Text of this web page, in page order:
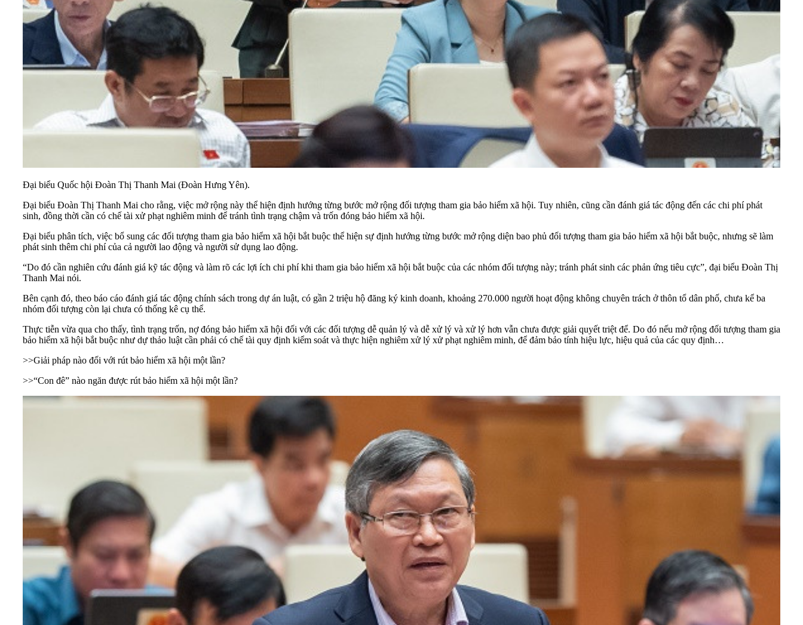
Đại biểu Quốc hội Đoàn Thị Thanh Mai (Đoàn Hưng Yên).
Đại biểu Đoàn Thị Thanh Mai cho rằng, việc mở rộng này thể hiện định hướng từng bước mở rộng đối tượng tham gia bảo hiểm xã hội. Tuy nhiên, cũng cần đánh giá tác động đến các chi phí phát
sinh, đồng thời cần có chế tài xử phạt nghiêm minh để tránh tình trạng chậm và trốn đóng bảo hiểm xã hội.
Đại biểu phân tích, việc bổ sung các đối tượng tham gia bảo hiểm xã hội bắt buộc thể hiện sự định hướng từng bước mở rộng diện bao phủ đối tượng tham gia bảo hiểm xã hội bắt buộc, nhưng sẽ làm
phát sinh thêm chi phí của cả người lao động và người sử dụng lao động.
“Do đó cần nghiên cứu đánh giá kỹ tác động và làm rõ các lợi ích chi phí khi tham gia bảo hiểm xã hội bắt buộc của các nhóm đối tượng này; tránh phát sinh các phản ứng tiêu cực”, đại biểu Đoàn Thị
Thanh Mai nói.
Bên cạnh đó, theo báo cáo đánh giá tác động chính sách trong dự án luật, có gần 2 triệu hộ đăng ký kinh doanh, khoảng 270.000 người hoạt động không chuyên trách ở thôn tổ dân phố, chưa kể ba
nhóm đối tượng còn lại chưa có thống kê cụ thể.
Thực tiễn vừa qua cho thấy, tình trạng trốn, nợ đóng bảo hiểm xã hội đối với các đối tượng dễ quản lý và dễ xử lý và xử lý hơn vẫn chưa được giải quyết triệt để. Do đó nếu mở rộng đối tượng tham gia
bảo hiểm xã hội bắt buộc như dự thảo luật cần phải có chế tài quy định kiểm soát và thực hiện nghiêm xử lý xử phạt nghiêm minh, để đảm bảo tính hiệu lực, hiệu quả của các quy định…
>>Giải pháp nào đối với rút bảo hiểm xã hội một lần?
>>“Con đê” nào ngăn được rút bảo hiểm xã hội một lần?